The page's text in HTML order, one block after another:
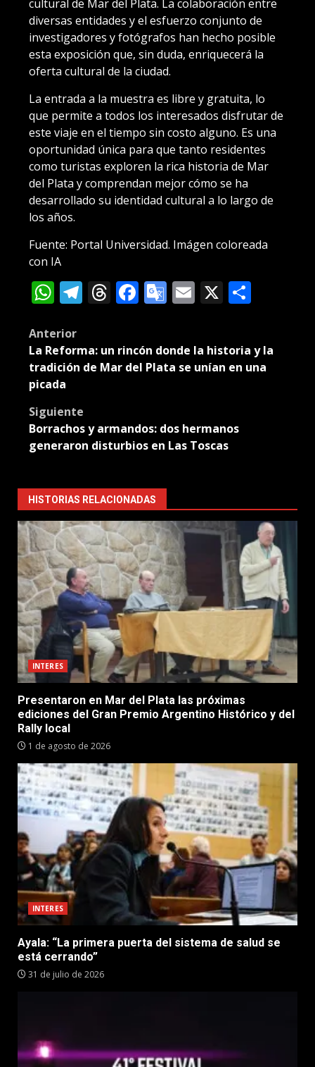
cultural de Mar del Plata. La colaboración entre
diversas entidades y el esfuerzo conjunto de
investigadores y fotógrafos han hecho posible
esta exposición que, sin duda, enriquecerá la
oferta cultural de la ciudad.
La entrada a la muestra es libre y gratuita, lo
que permite a todos los interesados disfrutar de
este viaje en el tiempo sin costo alguno. Es una
oportunidad única para que tanto residentes
como turistas exploren la rica historia de Mar
del Plata y comprendan mejor cómo se ha
desarrollado su identidad cultural a lo largo de
los años.
Fuente: Portal Universidad. Imágen coloreada
con IA
WhatsApp
Telegram
Threads
Facebook
Google
Email
X
Post
navigation
Anterior
La Reforma: un rincón donde la historia y la
tradición de Mar del Plata se unían en una
picada
Siguiente
Borrachos y armandos: dos hermanos
generaron disturbios en Las Toscas
HISTORIAS RELACIONADAS
INTERES
Presentaron en Mar del Plata las próximas
ediciones del Gran Premio Argentino Histórico y del
Rally local
1 de agosto de 2026
INTERES
Ayala: “La primera puerta del sistema de salud se
está cerrando”
31 de julio de 2026